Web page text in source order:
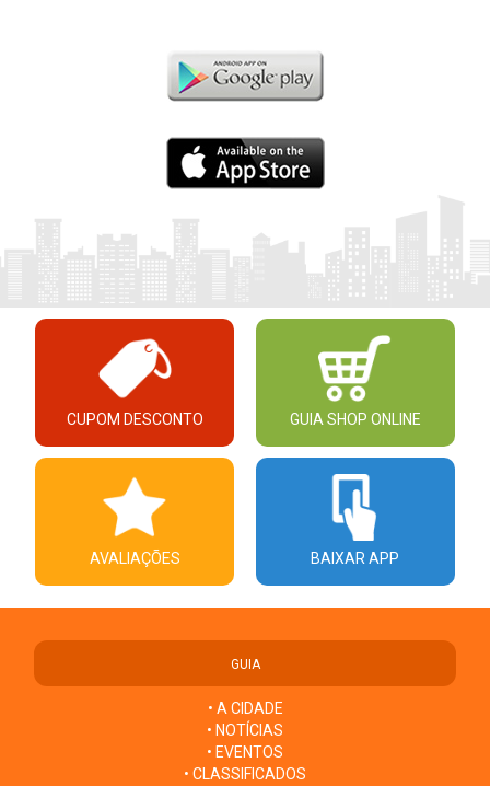
CUPOM DESCONTO GUIA SHOP ONLINE
AVALIAÇÕES BAIXAR APP
GUIA
• A CIDADE
• NOTÍCIAS
• EVENTOS
• CLASSIFICADOS